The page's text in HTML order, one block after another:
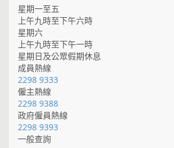
星期一至五
上午九時至下午六時
星期六
上午九時至下午一時
星期日及公眾假期休息
成員熱線
2298 9333
僱主熱線
2298 9388
政府僱員熱線
2298 9393
一般查詢